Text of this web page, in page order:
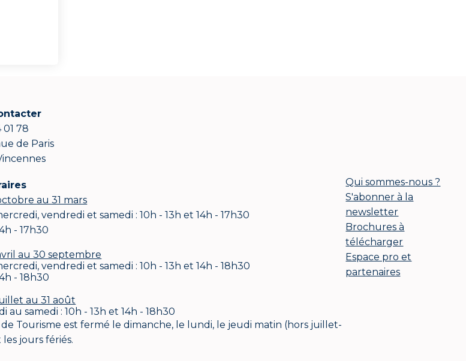
01 78
de Paris
au 31 mars
vendredi et samedi : 10h - 13h et 14h - 17h30
- 17h30
au 30 septembre
vendredi et samedi : 10h - 13h et 14h - 18h30
- 18h30
au 31 août
au samedi : 10h - 13h et 14h - 18h30
Tourisme est fermé le dimanche, le lundi, le jeudi matin (hors juillet-
jours fériés.
Qui sommes-nous ?
S'abonner à la
newsletter
Brochures à
télécharger
Espace pro et
partenaires